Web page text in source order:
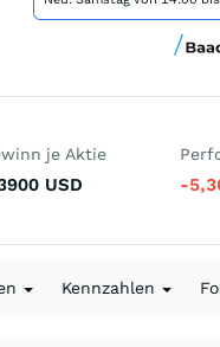
je Aktie
USD -
Kennzahlen